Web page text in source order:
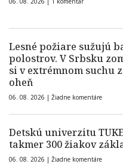
Lesné požiare sužujú
polostrov. V Srbsku
si v extrémnom suchu
oheň
06. 08. 2026 | Žiadne komentáre
Detskú univerzitu
takmer 300 žiakov
06. 08. 2026 | Žiadne komentáre